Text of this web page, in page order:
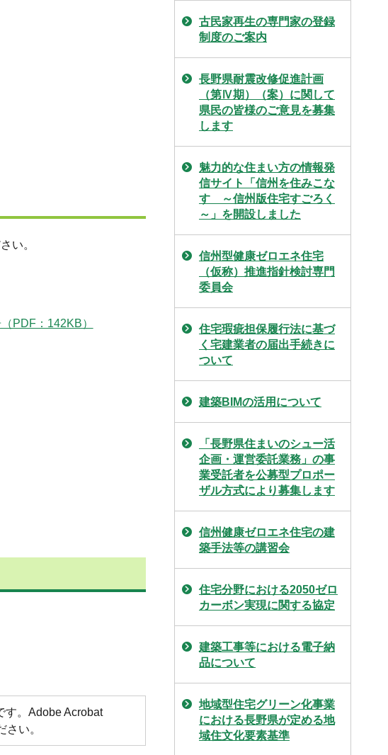
い。
PDF：142KB）
す。Adobe Acrobat
い。
古民家再生の専門家の登録
制度のご案内
長野県耐震改修促進計画
（第Ⅳ期）（案）に関して
県民の皆様のご意見を募集
します
魅力的な住まい方の情報発
信サイト「信州を住みこな
す ～信州版住宅すごろく
～」を開設しました
信州型健康ゼロエネ住宅
（仮称）推進指針検討専門
委員会
住宅瑕疵担保履行法に基づ
く宅建業者の届出手続きに
ついて
建築BIMの活用について
「長野県住まいのシュー活
企画・運営委託業務」の事
業受託者を公募型プロポー
ザル方式により募集します
信州健康ゼロエネ住宅の建
築手法等の講習会
住宅分野における2050ゼロ
カーボン実現に関する協定
建築工事等における電子納
品について
地域型住宅グリーン化事業
における長野県が定める地
域住文化要素基準